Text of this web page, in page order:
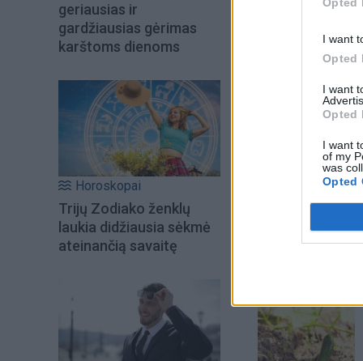
I want
Opted
I want
Opted
I want
of my
was
Opted
geriausias ir
gardžiausias gėrimas
karštoms dienoms
Horoskopai
Trijų Zodiako ženklų
laukia didžiausia sėkmė
ateinančią savaitę
Šiuo metu